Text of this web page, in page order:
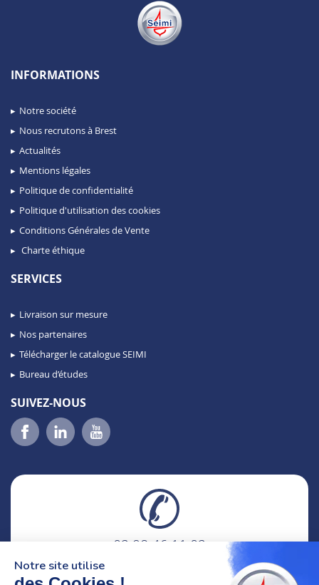
INFORMATIONS
Notre société
Nous recrutons à Brest
Actualités
Mentions légales
Politique de confidentialité
Politique d'utilisation des cookies
Conditions Générales de Vente
Charte éthique
SERVICES
Livraison sur mesure
Nos partenaires
Télécharger le catalogue SEIMI
Bureau d’études
SUIVEZ-NOUS
02 98 46 11 02
8h-12h30 & 13h30-18h
Notre site utilise